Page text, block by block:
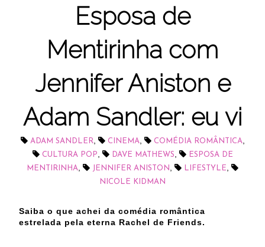
Esposa de
Mentirinha com
Jennifer Aniston e
Adam Sandler: eu vi
ADAM SANDLER, CINEMA, COMÉDIA ROMÂNTICA,
CULTURA POP, DAVE MATHEWS,
ESPOSA DE
MENTIRINHA, JENNIFER ANISTON, LIFESTYLE,
NICOLE KIDMAN
Saiba o que achei da comédia romântica
estrelada pela eterna Rachel de Friends.